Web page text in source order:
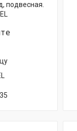
подвесная.